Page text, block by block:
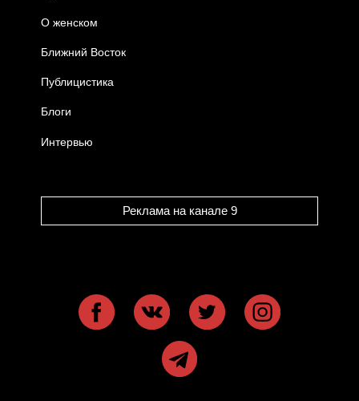
О женском
Ближний Восток
Публицистика
Блоги
Интервью
Реклама на канале 9